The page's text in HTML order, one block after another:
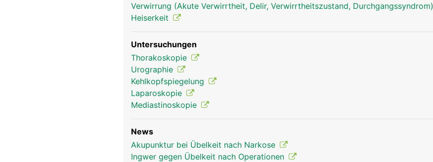
Verwirrung (Akute Verwirrtheit, Delir, Verwirrtheitszustand, Durchgangssyndrom)
Heiserkeit
Untersuchungen
Thorakoskopie
Urographie
Kehlkopfspiegelung
Laparoskopie
Mediastinoskopie
News
Akupunktur bei Übelkeit nach Narkose
Ingwer gegen Übelkeit nach Operationen